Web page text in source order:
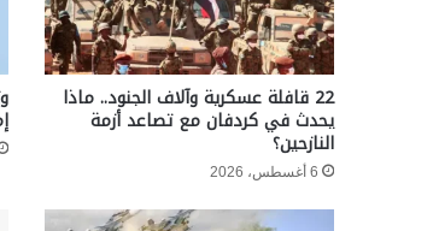
22 قافلة عسكرية وآلاف الجنود.. ماذا
يحدث في كردفان مع تصاعد أزمة
النازحين؟
6 أغسطس، 2026